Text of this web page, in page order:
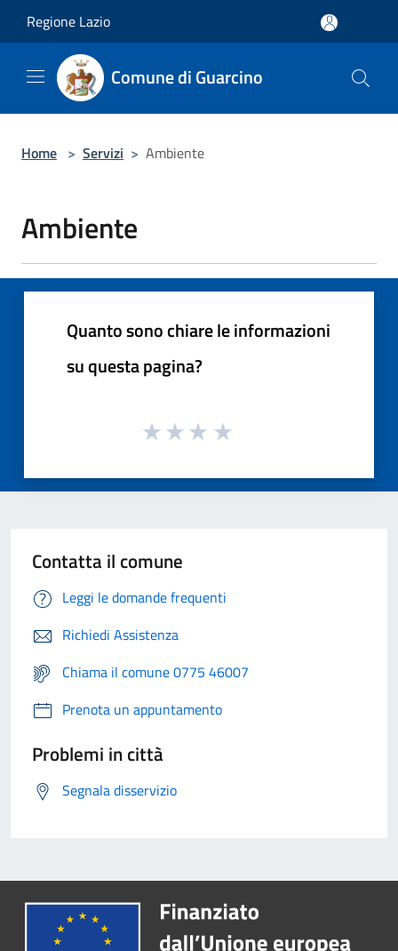
Regione Lazio
Comune di Guarcino
Home > Servizi > Ambiente
Ambiente
Quanto sono chiare le informazioni
su questa pagina?
Contatta il comune
Leggi le domande frequenti
Richiedi Assistenza
Chiama il comune 0775 46007
Prenota un appuntamento
Problemi in città
Segnala disservizio